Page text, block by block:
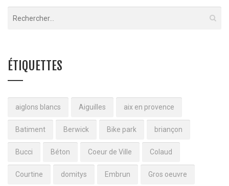
ÉTIQUETTES
aiglons blancs Aiguilles aix en provence
Batiment Berwick Bike park briançon
Bucci Béton Coeur de Ville Colaud
Courtine domitys Embrun Gros oeuvre